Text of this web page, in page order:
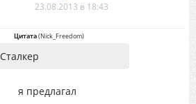
23.08.2013 в 18:43
Цитата(Nick_Freedom)
Сталкер
я предлагал